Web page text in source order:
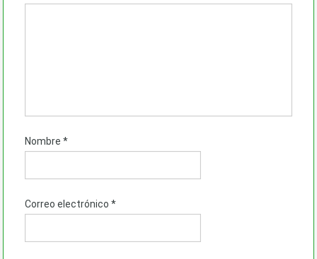
Nombre *
Correo electrónico *